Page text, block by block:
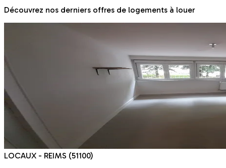
Découvrez nos derniers offres de logements à louer
LOCAUX - REIMS (51100)